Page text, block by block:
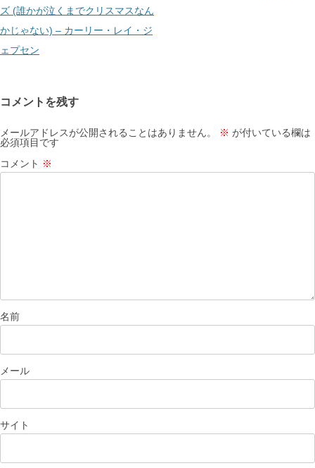
ゲ
ー
シ
ズ (誰かが泣くまでクリスマスなん
かじゃない) – カーリー・レイ・ジ
ェプセン
コメントを残す
メールアドレスが公開されることはありません。 ※ が付いている欄は
必須項目です
コメント ※
名前
メール
サイト